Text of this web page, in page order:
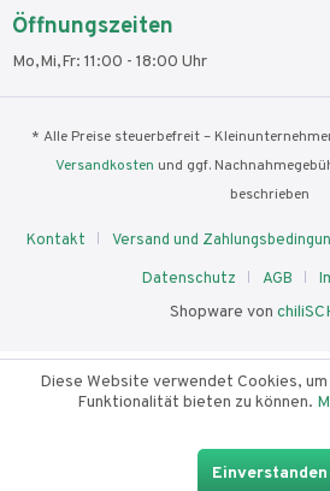
Öffnungszeiten
Mo,Mi,Fr: 11:00 - 18:00 Uhr
* Alle Preise steuerbefreit –
Versandkosten und ggf.
beschrieben
Kontakt Versand und
Datenschutz
AGB
Shopware von
Diese Website verwendet Cookies,
Funktionalität bieten zu können.
Einverstanden